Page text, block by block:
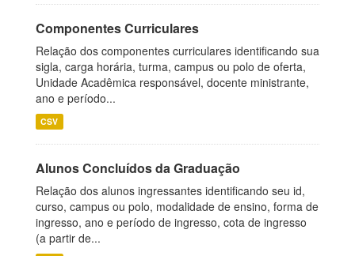
Componentes Curriculares
Relação dos componentes curriculares identificando sua
sigla, carga horária, turma, campus ou polo de oferta,
Unidade Acadêmica responsável, docente ministrante,
ano e período...
CSV
Alunos Concluídos da Graduação
Relação dos alunos ingressantes identificando seu id,
curso, campus ou polo, modalidade de ensino, forma de
ingresso, ano e período de ingresso, cota de ingresso
(a partir de...